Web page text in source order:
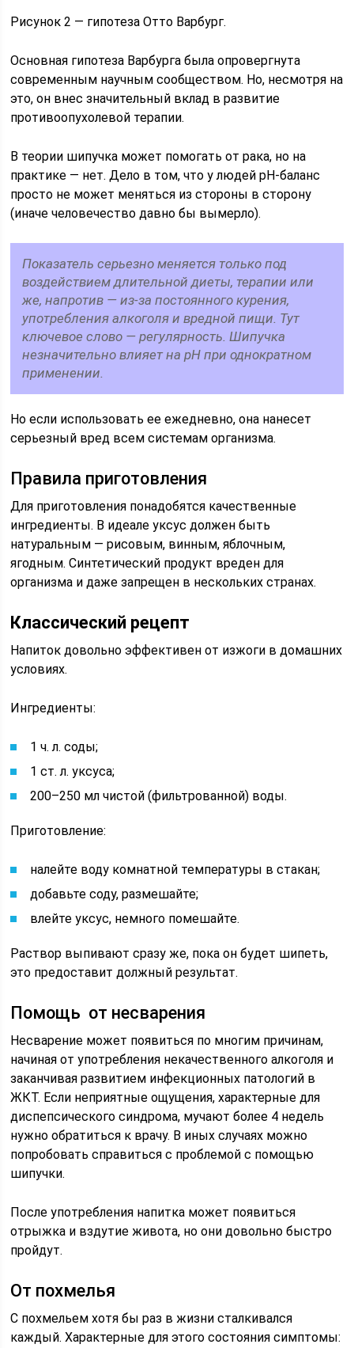
Рисунок 2 — гипотеза Отто Варбург.
Основная гипотеза Варбурга была опровергнута
современным научным сообществом. Но, несмотря на
это, он внес значительный вклад в развитие
противоопухолевой терапии.
В теории шипучка может помогать от рака, но на
практике — нет. Дело в том, что у людей pH-баланс
просто не может меняться из стороны в сторону
(иначе человечество давно бы вымерло).
Показатель серьезно меняется только под
воздействием длительной диеты, терапии или
же, напротив — из-за постоянного курения,
употребления алкоголя и вредной пищи. Тут
ключевое слово — регулярность. Шипучка
незначительно влияет на pH при однократном
применении.
Но если использовать ее ежедневно, она нанесет
серьезный вред всем системам организма.
Правила приготовления
Для приготовления понадобятся качественные
ингредиенты. В идеале уксус должен быть
натуральным — рисовым, винным, яблочным,
ягодным. Синтетический продукт вреден для
организма и даже запрещен в нескольких странах.
Классический рецепт
Напиток довольно эффективен от изжоги в домашних
условиях.
Ингредиенты:
1 ч. л. соды;
1 ст. л. уксуса;
200–250 мл чистой (фильтрованной) воды.
Приготовление:
налейте воду комнатной температуры в стакан;
добавьте соду, размешайте;
влейте уксус, немного помешайте.
Раствор выпивают сразу же, пока он будет шипеть,
это предоставит должный результат.
Помощь от несварения
Несварение может появиться по многим причинам,
начиная от употребления некачественного алкоголя и
заканчивая развитием инфекционных патологий в
ЖКТ. Если неприятные ощущения, характерные для
диспепсического синдрома, мучают более 4 недель
нужно обратиться к врачу. В иных случаях можно
попробовать справиться с проблемой с помощью
шипучки.
После употребления напитка может появиться
отрыжка и вздутие живота, но они довольно быстро
пройдут.
От похмелья
С похмельем хотя бы раз в жизни сталкивался
каждый. Характерные для этого состояния симптомы: